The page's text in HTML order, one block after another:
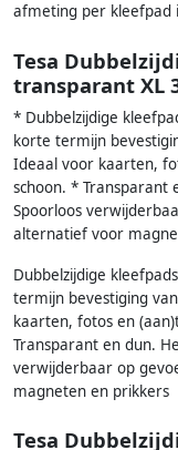
afmeting per kleefpad
Tesa
transparant XL
* Dubbelzijdige
korte termijn
Ideaal voor kaarten,
schoon. *
Spoorloos
alternatief voor
Dubbelzijdige
termijn bevestiging
kaarten, fotos en
Transparant en dun.
verwijderbaar op
magneten en prikkers
Tesa